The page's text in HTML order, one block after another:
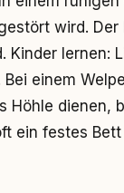
wird. Der
Kinder lernen:
einem
Höhle dienen,
ein festes